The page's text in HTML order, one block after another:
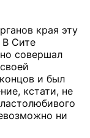
края эту
В Сите
совершал
и был
кстати, не
ни